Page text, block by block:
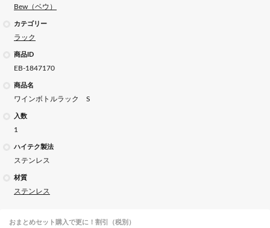
Bew（ベウ）
カテゴリー
ラック
商品ID
EB-1847170
商品名
ワインボトルラック S
入数
1
ハイテク製法
ステンレス
材質
ステンレス
おまとめセット購入で更に！割引（税別）